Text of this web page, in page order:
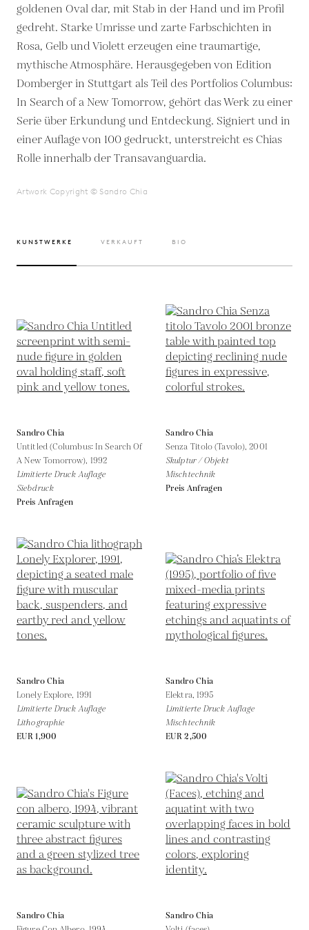
goldenen Oval dar, mit Stab in der Hand und im Profil
gedreht. Starke Umrisse und zarte Farbschichten in
Rosa, Gelb und Violett erzeugen eine traumartige,
mythische Atmosphäre. Herausgegeben von Edition
Domberger in Stuttgart als Teil des Portfolios Columbus:
In Search of a New Tomorrow, gehört das Werk zu einer
Serie über Erkundung und Entdeckung. Signiert und in
einer Auflage von 100 gedruckt, unterstreicht es Chias
Rolle innerhalb der Transavanguardia.
Artwork Copyright © Sandro Chia
KUNSTWERKE VERKAUFT BIO
Sandro Chia
Untitled (Columbus: In Search Of
A New Tomorrow), 1992
Limitierte Druck Auflage
Siebdruck
Preis Anfragen
Sandro Chia
Senza Titolo (Tavolo),2001
Skulptur / Objekt
Mischtechnik
Preis Anfragen
Sandro Chia
Lonely Explore, 1991
Limitierte Druck Auflage
Lithographie
EUR 1,900
Sandro Chia
Elektra, 1995
Limitierte Druck Auflage
Mischtechnik
EUR 2,500
Sandro Chia
Sandro Chia